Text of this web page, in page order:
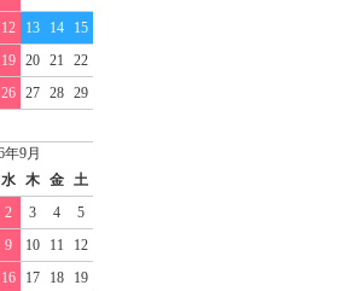
12 13 14
15
19 20 21
22
26 27 28
29
年9月
水 木 金
土
2 3 4
5
9 10 11
12
16 17 18
19